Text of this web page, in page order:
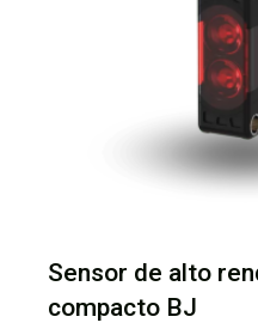
Sensor de alto
compacto BJ